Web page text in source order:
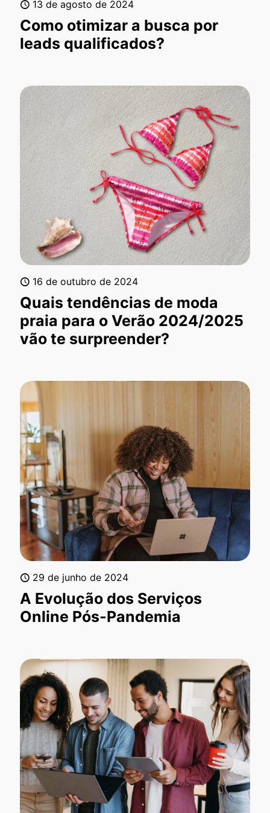
13 de agosto de 2024
Como otimizar a busca por
leads qualificados?
16 de outubro de 2024
Quais tendências de moda
praia para o Verão 2024/2025
vão te surpreender?
29 de junho de 2024
A Evolução dos Serviços
Online Pós-Pandemia